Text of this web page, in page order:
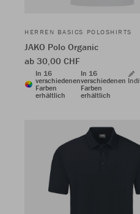
HERREN BASICS POLOSHIRTS
JAKO Polo Organic
ab 30,00 CHF
In 16
verschiedenen
Farben
erhältlich
In 16
verschiedenen
Farben
erhältlich